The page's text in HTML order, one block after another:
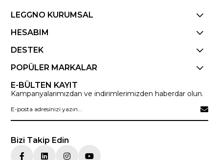
LEGGNO KURUMSAL
HESABIM
DESTEK
POPÜLER MARKALAR
E-BÜLTEN KAYIT
Kampanyalarımızdan ve indirimlerimizden haberdar olun.
Bizi Takip Edin